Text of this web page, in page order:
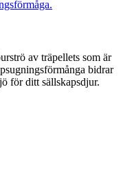
av träpellets som är
bidrar
för ditt sällskapsdjur.